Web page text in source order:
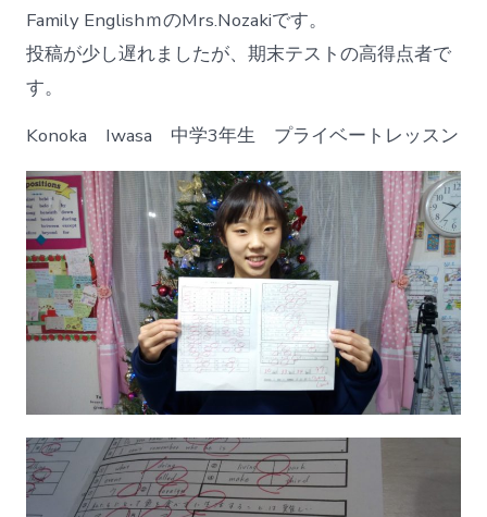
Family EnglishｍのMrs.Nozakiです。
投稿が少し遅れましたが、期末テストの高得点者で
す。
Konoka Iwasa 中学3年生 プライベートレッスン